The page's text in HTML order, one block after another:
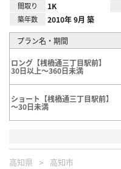
間取り 1K
築年数 2010年 9月 築
プラン名・期間
ロング【桟橋通三丁目駅前】
30日以上～360日未満
ショート【桟橋通三丁目駅前】
～30日未満
高知県 高知市